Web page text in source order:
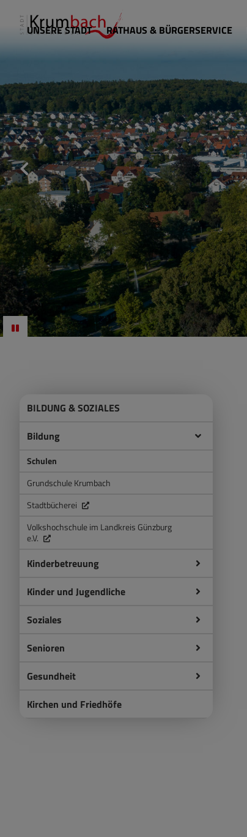
UNSERE STADT RATHAUS & BÜRGERSERVICE
BILDUNG & SOZIALES
Bildung
Schulen
Grundschule Krumbach
Stadtbücherei
Volkshochschule im Landkreis Günzburg
e.V.
Kinderbetreuung
Kinder und Jugendliche
Soziales
Senioren
Gesundheit
Kirchen und Friedhöfe